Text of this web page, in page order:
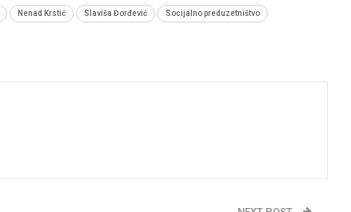
Nenad Krstić Slaviša Đorđević Socijalno preduzetništvo